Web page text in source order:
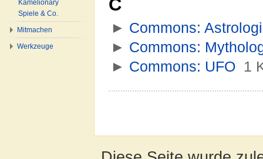
C
► Commons:
► Commons:
► Commons: UFO 1
Kamelionary
Spiele & Co.
Mitmachen
Werkzeuge